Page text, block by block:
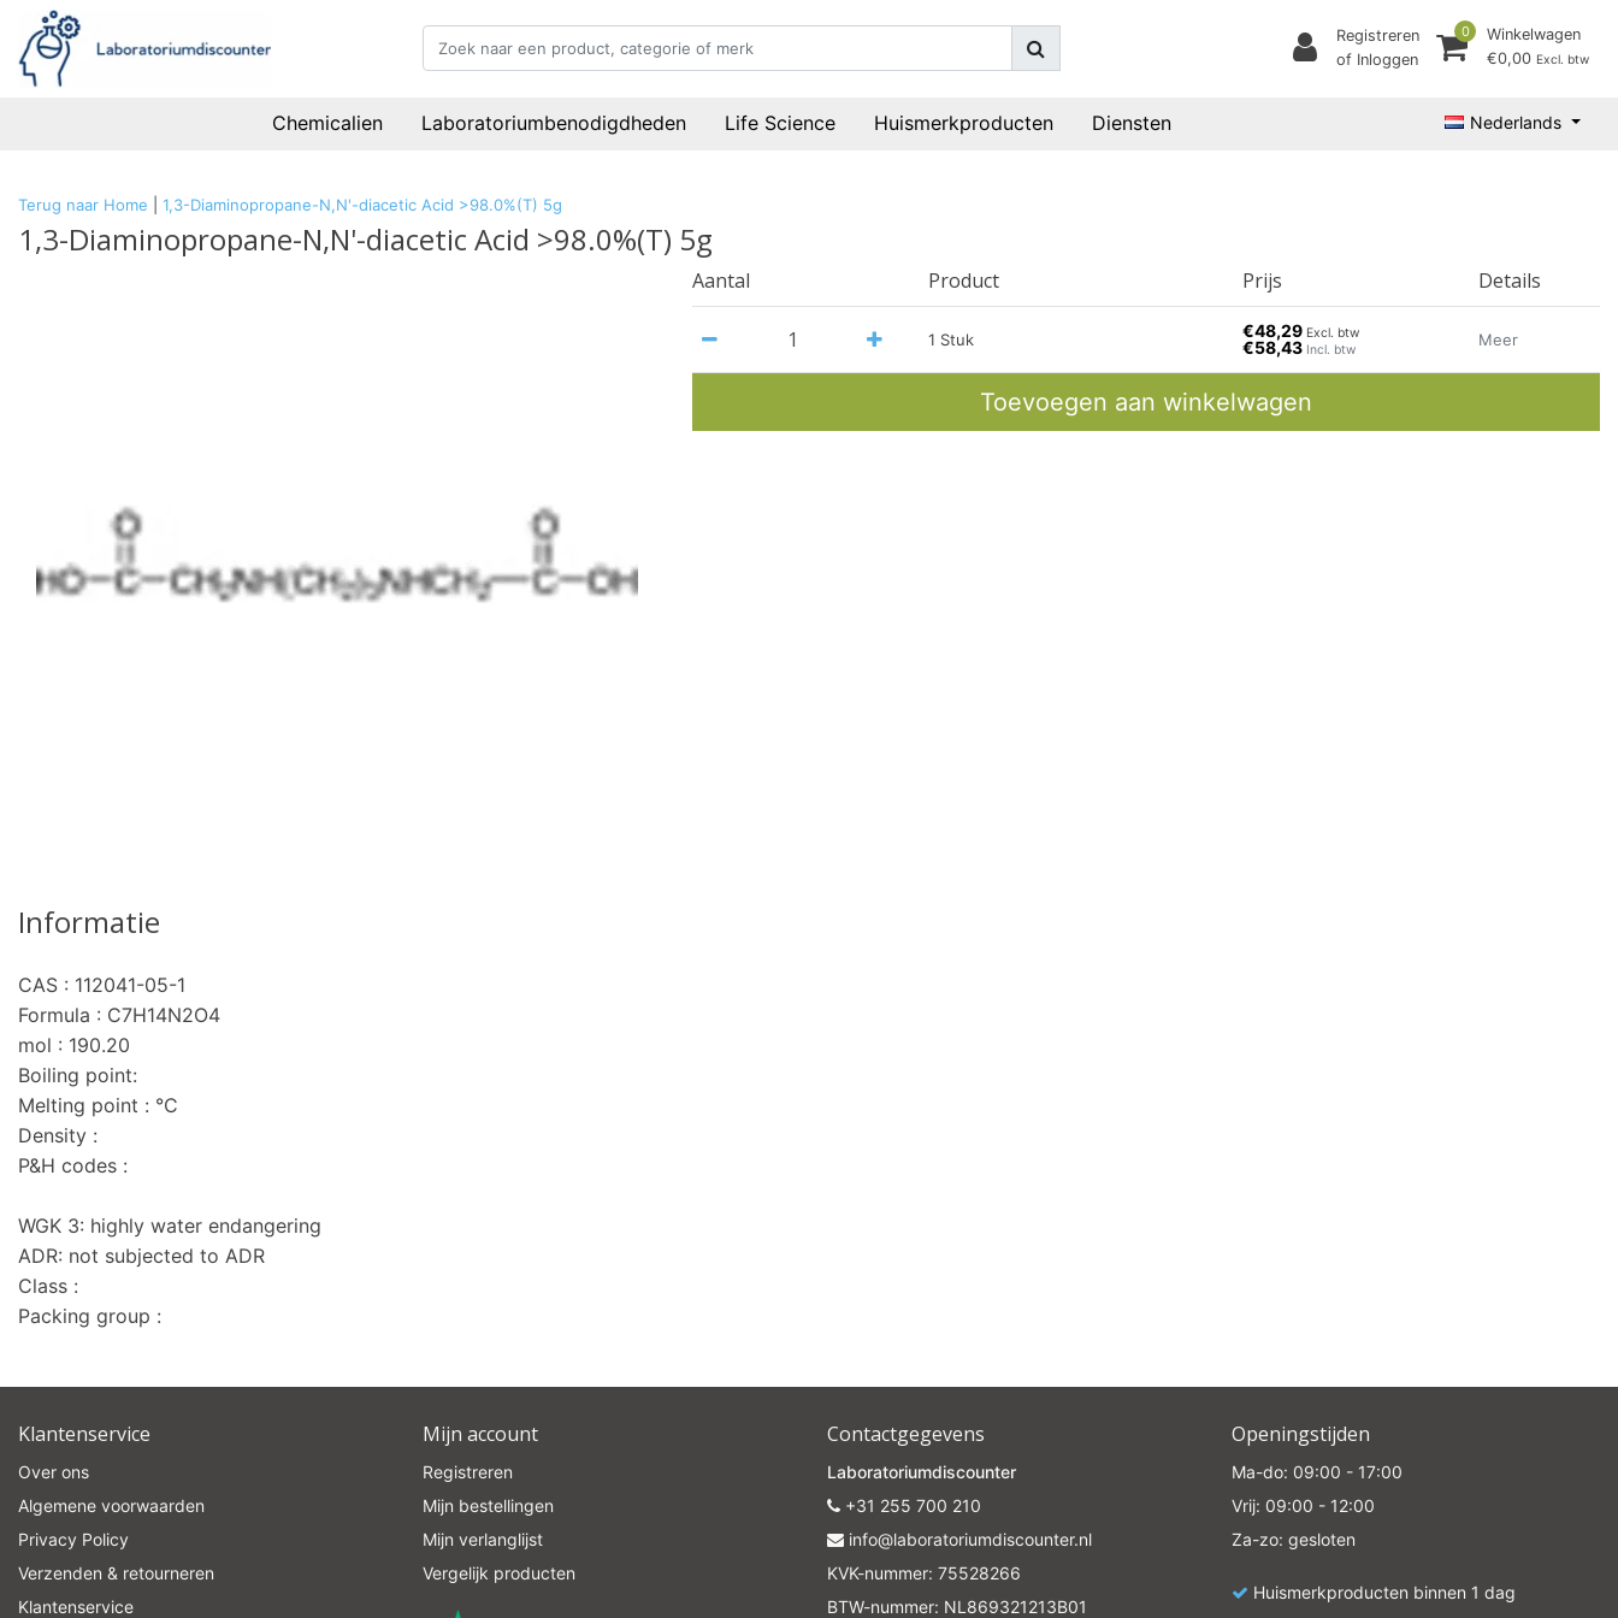
Registreren
of Inloggen
0
Winkelwagen
€0,00 Excl. btw
Chemicalien Laboratoriumbenodigdheden Life Science Huismerkproducten Diensten Nederlands
Terug naar Home 1,3-Diaminopropane-N,N'-diacetic Acid >98.0%(T) 5g
1,3-Diaminopropane-N,N'-diacetic Acid >98.0%(T) 5g
Aantal Product Prijs Details
1 Stuk €48,29 Excl. btw
€58,43 Incl. btw
Meer
Toevoegen aan winkelwagen
Informatie
CAS : 112041-05-1
Formula : C7H14N2O4
mol : 190.20
Boiling point:
Melting point : °C
Density :
P&H codes :
WGK 3: highly water endangering
ADR: not subjected to ADR
Class :
Packing group :
Klantenservice
Over ons
Algemene voorwaarden
Privacy Policy
Verzenden & retourneren
Klantenservice
Mijn account
Registreren
Mijn bestellingen
Mijn verlanglijst
Vergelijk producten
Contactgegevens
Laboratoriumdiscounter
+31 255 700 210
info@laboratoriumdiscounter.nl
KVK-nummer: 75528266
BTW-nummer: NL869321213B01
Openingstijden
Ma-do: 09:00 - 17:00
Vrij: 09:00 - 12:00
Za-zo: gesloten
Huismerkproducten binnen 1 dag